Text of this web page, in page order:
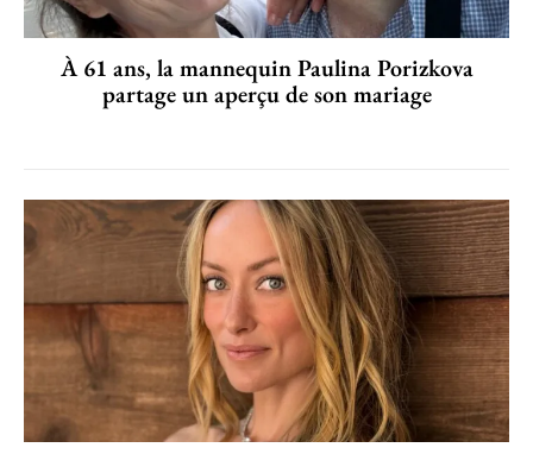
À 61 ans, la mannequin Paulina Porizkova
partage un aperçu de son mariage